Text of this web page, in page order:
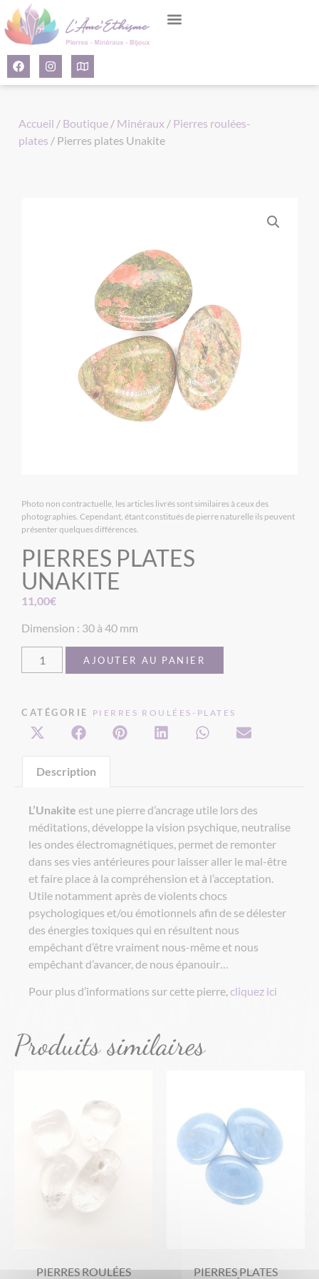
Accueil / Boutique / Minéraux / Pierres roulées-
plates / Pierres plates Unakite
Photo non contractuelle, les articles livrés sont similaires à ceux des
photographies. Cependant, étant constitués de pierre naturelle ils peuvent
présenter quelques différences.
PIERRES PLATES
UNAKITE
11,00€
Dimension : 30 à 40 mm
AJOUTER AU PANIER
CATÉGORIE PIERRES ROULÉES-PLATES
Description
L’Unakite est une pierre d’ancrage utile lors des
méditations, développe la vision psychique, neutralise
les ondes électromagnétiques, permet de remonter
dans ses vies antérieures pour laisser aller le mal-être
et faire place à la compréhension et à l’acceptation.
Utile notamment après de violents chocs
psychologiques et/ou émotionnels afin de se délester
des énergies toxiques qui en résultent nous
empêchant d’être vraiment nous-même et nous
empêchant d’avancer, de nous épanouir…
Pour plus d’informations sur cette pierre,cliquez ici
Produits similaires
PIERRES ROULÉES
PIERRES PLATES
Panneau de gestion des cookies